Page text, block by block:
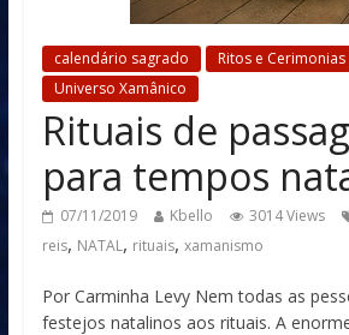
calendário sagrado
Ritos e Cerimonias
Universo Xamânico
Rituais de
para tempos
07/11/2019 Kbello 3014 Views
reis, NATAL, rituais, xamanismo
Por Carminha Levy Nem todas as
festejos natalinos aos rituais. A